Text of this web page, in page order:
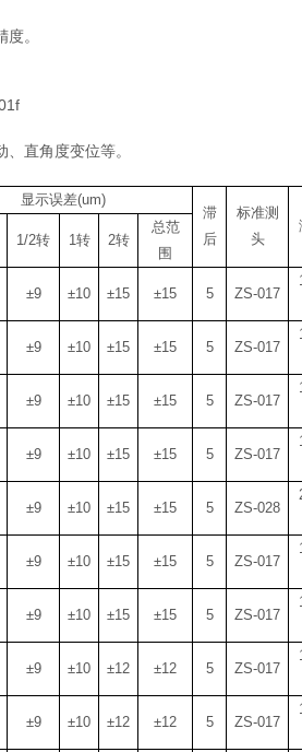
。
直角度变位等。
显示误差(um)
滞
后
标准测
头
1/2转 1转 2转
总范
围
±9 ±10 ±15 ±15 5 ZS-017
±9 ±10 ±15 ±15 5 ZS-017
±9 ±10 ±15 ±15 5 ZS-017
±9 ±10 ±15 ±15 5 ZS-017
±9 ±10 ±15 ±15 5 ZS-028
±9 ±10 ±15 ±15 5 ZS-017
±9 ±10 ±15 ±15 5 ZS-017
±9 ±10 ±12 ±12 5 ZS-017
±9 ±10 ±12 ±12 5 ZS-017